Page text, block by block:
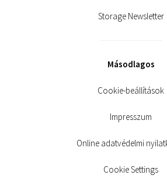
Storage Newsletter
Másodlagos
Cookie-beállítások
Impresszum
Online adatvédelmi
Cookie Settings